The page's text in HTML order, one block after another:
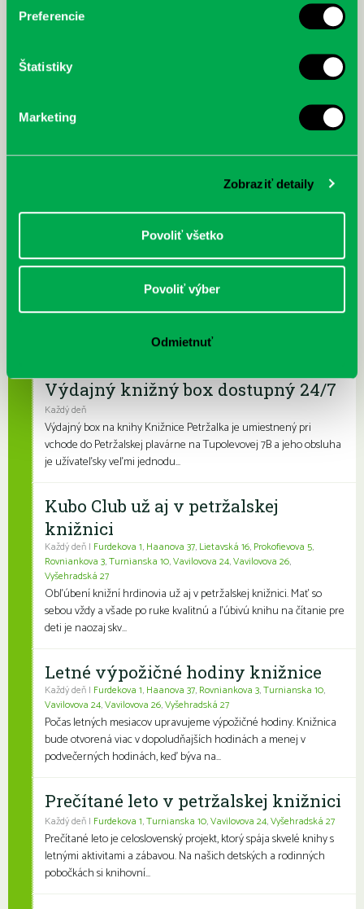
Preferencie
Štatistiky
Marketing
Zobraziť detaily
Povoliť všetko
Povoliť výber
Odmietnuť
Najbližšie podujatia
ponuke petržalskej knižnice
Máme skvelé správy pre všetkých milovníkov kníh a príbehov!
papierové knihy a e-knihy, a...
DNES
Výdajný knižný box dostupný 24/7
Každý deň
Výdajný box na knihy Knižnice Petržalka je umiestnený pri
vchode do Petržalskej plavárne na Tupolevovej 7B a jeho obsluha
je užívateľsky veľmi jednodu...
Kubo Club už aj v petržalskej
knižnici
Každý deň | Furdekova 1, Haanova 37, Lietavská 16, Prokofievova 5,
Rovniankova 3,Turnianska 10,Vavilovova 24,Vavilovova 26,
Vyšehradská 27
Obľúbení knižní hrdinovia už aj v petržalskej knižnici. Mať so
sebou vždy a všade po ruke kvalitnú a ľúbivú knihu na čítanie pre
deti je naozaj skv...
Letné výpožičné hodiny knižnice
Každý deň | Furdekova 1, Haanova 37, Rovniankova 3,Turnianska 10,
Vavilovova 24,Vavilovova 26,Vyšehradská 27
Počas letných mesiacov upravujeme výpožičné hodiny. Knižnica
bude otvorená viac v dopoludňajších hodinách a menej v
podvečerných hodinách, keď býva na...
Prečítané leto v petržalskej knižnici
Každý deň | Furdekova 1,Turnianska 10,Vavilovova 24,Vyšehradská 27
Prečítané leto je celoslovenský projekt, ktorý spája skvelé knihy s
letnými aktivitami a zábavou. Na našich detských a rodinných
pobočkách si knihovní...